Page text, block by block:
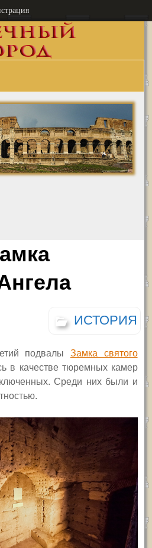
ИСТОРИЯ
подвалы Замка святого
в качестве тюремных камер
Среди них были и